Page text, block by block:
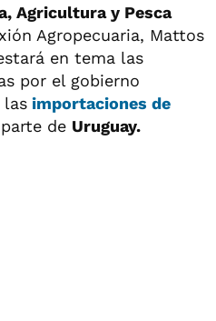
Agricultura y Pesca
Agropecuaria, Mattos
en tema las
por el gobierno
las importaciones de
de Uruguay.